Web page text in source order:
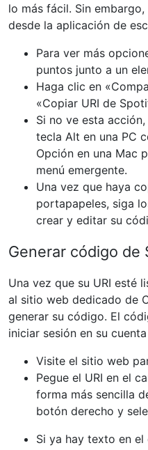
lo más fácil. Sin
desde la aplicación de
Para ver más
puntos junto a un
Haga clic en
«Copiar URI de
Si no ve esta
tecla Alt en una PC
Opción en una Mac
menú emergente.
Una vez que haya
portapapeles, siga
crear y editar su
Generar código de
Una vez que su URI esté
al sitio web dedicado de
generar su código. El
iniciar sesión en su
Visite el sitio web
Pegue el URI en el
forma más sencilla
botón derecho y
Si ya hay texto en